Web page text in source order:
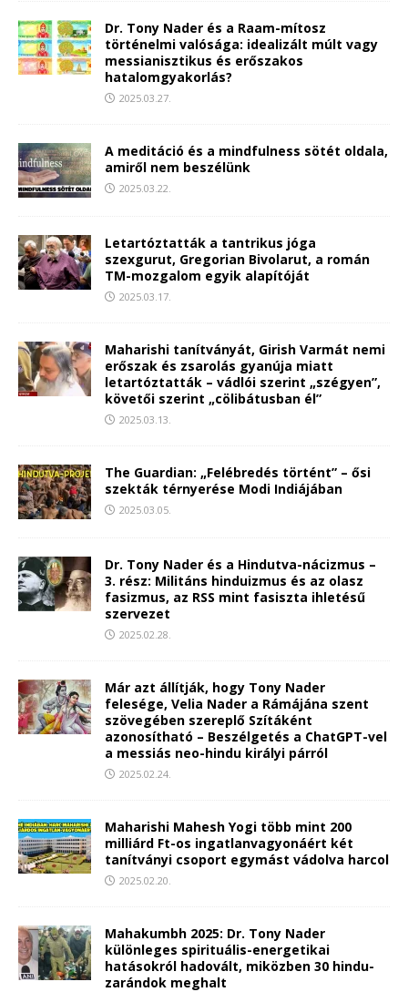
Dr. Tony Nader és a Raam-mítosz
történelmi valósága: idealizált múlt vagy
messianisztikus és erőszakos
hatalomgyakorlás?
2025.03.27.
A meditáció és a mindfulness sötét oldala,
amiről nem beszélünk
2025.03.22.
Letartóztatták a tantrikus jóga
szexgurut, Gregorian Bivolarut, a román
TM-mozgalom egyik alapítóját
2025.03.17.
Maharishi tanítványát, Girish Varmát nemi
erőszak és zsarolás gyanúja miatt
letartóztatták – vádlói szerint „szégyen”,
követői szerint „cölibátusban él”
2025.03.13.
The Guardian: „Felébredés történt” – ősi
szekták térnyerése Modi Indiájában
2025.03.05.
Dr. Tony Nader és a Hindutva-nácizmus –
3. rész: Militáns hinduizmus és az olasz
fasizmus, az RSS mint fasiszta ihletésű
szervezet
2025.02.28.
Már azt állítják, hogy Tony Nader
felesége, Velia Nader a Rámájána szent
szövegében szereplő Szítáként
azonosítható – Beszélgetés a ChatGPT-vel
a messiás neo-hindu királyi párról
2025.02.24.
Maharishi Mahesh Yogi több mint 200
milliárd Ft-os ingatlanvagyonáért két
tanítványi csoport egymást vádolva harcol
2025.02.20.
Mahakumbh 2025: Dr. Tony Nader
különleges spirituális-energetikai
hatásokról hadovált, miközben 30 hindu-
zarándok meghalt